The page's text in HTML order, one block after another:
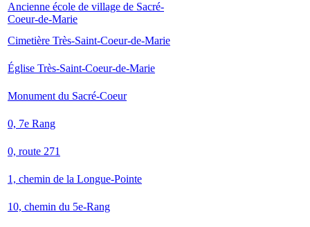
Ancienne école de village de Sacré-
Coeur-de-Marie
Cimetière Très-Saint-Coeur-de-Marie
Église Très-Saint-Coeur-de-Marie
Monument du Sacré-Coeur
0, 7e Rang
0, route 271
1, chemin de la Longue-Pointe
10, chemin du 5e-Rang